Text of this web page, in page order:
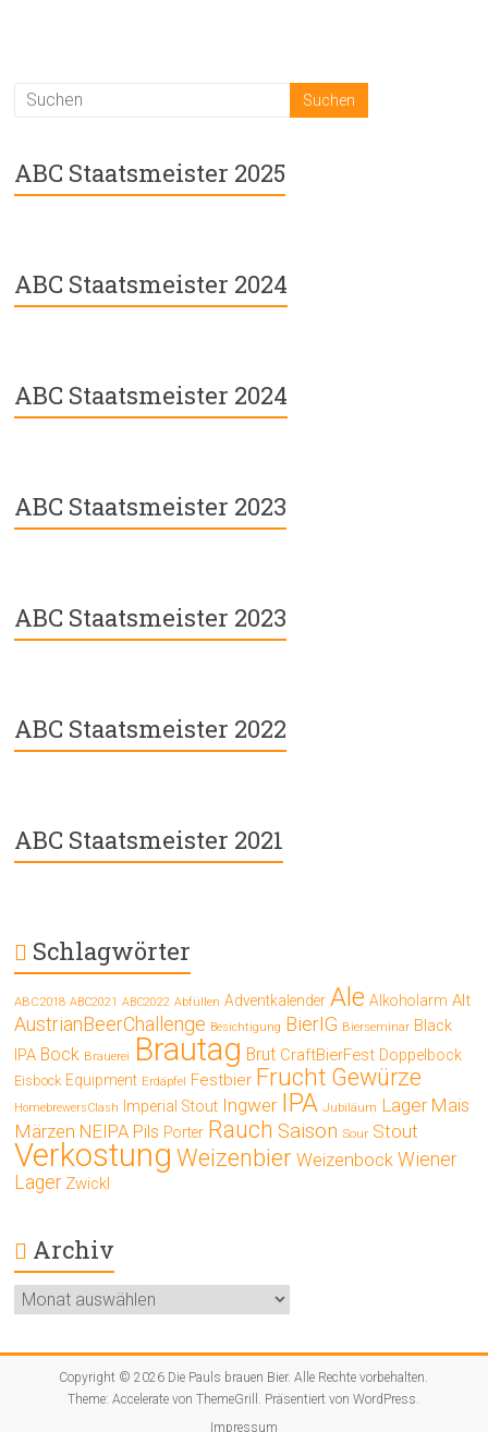
ABC Staatsmeister 2025
ABC Staatsmeister 2024
ABC Staatsmeister 2024
ABC Staatsmeister 2023
ABC Staatsmeister 2023
ABC Staatsmeister 2022
ABC Staatsmeister 2021
Schlagwörter
ABC2018 ABC2021 ABC2022 Abfüllen Adventkalender Ale Alkoholarm Alt
AustrianBeerChallenge Besichtigung BierIG Bierseminar Black
IPA Bock Brauerei Brautag Brut CraftBierFest Doppelbock
Eisbock Equipment Erdäpfel Festbier Frucht Gewürze
HomebrewersClash Imperial Stout Ingwer IPA Jubiläum Lager Mais
Märzen NEIPA Pils Porter Rauch Saison Sour Stout
Verkostung Weizenbier Weizenbock Wiener
Lager Zwickl
Archiv
Archiv
Copyright © 2026 Die Pauls brauen Bier. Alle Rechte vorbehalten.
Theme:Accelerate von ThemeGrill. Präsentiert vonWordPress.
Impressum